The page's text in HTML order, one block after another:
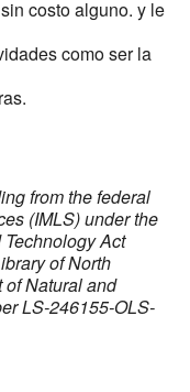
costo alguno. y le
como ser la
from the federal
(IMLS) under the
Act
of North
of Natural and
LS-246155-OLS-